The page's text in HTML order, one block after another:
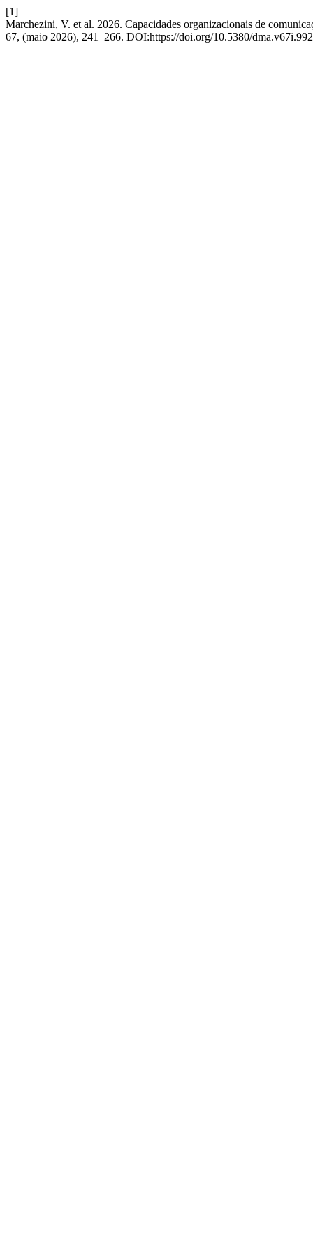
[1]
Marchezini, V. et al. 2026. Capacidades organizacionais de
67, (maio 2026), 241–266. DOI:https://doi.org/10.5380/